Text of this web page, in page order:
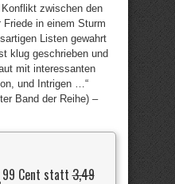
zwischen den
Friede in einem Sturm
Listen gewahrt
klug geschrieben und
mit interessanten
und Intrigen …“
Band der Reihe) –
99 Cent statt3,49